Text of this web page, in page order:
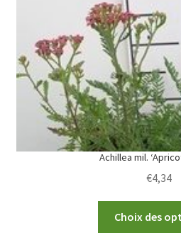
Achillea mil.
€4,34
Choix des